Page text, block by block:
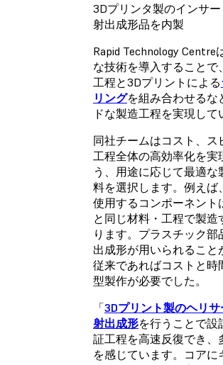
3Dプリンタ製のインサー
射出成形品を内製
Rapid Technology Centre
な技術を導入することで
工程と3Dプリントによる
リングを組み合わせるな
ドな製造工程を実現して
同社チームはコスト、ス
工程全体の高効率化を実
う、用途に応じて最適な
料を選択します。例えば
使用するコンポーネント
と同じ材料・工程で製造
ります。プラスチック部
出成形が用いられること
従来であればコストと時
型製作が必要でした。
「3Dプリント製のヘリ
射出成形を行うことで設
証工程を高速反復でき、
を感じています。コアに